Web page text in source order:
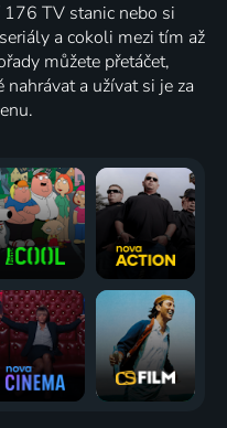
TV stanic nebo si
a cokoli mezi tím až
můžete přetáčet,
a užívat si je za